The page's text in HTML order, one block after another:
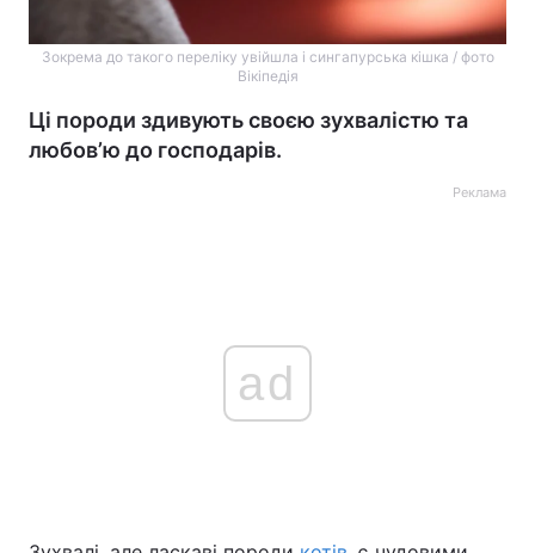
Зокрема до такого переліку увійшла і сингапурська кішка / фото
Вікіпедія
Ці породи здивують своєю зухвалістю та
любов’ю до господарів.
Реклама
ad